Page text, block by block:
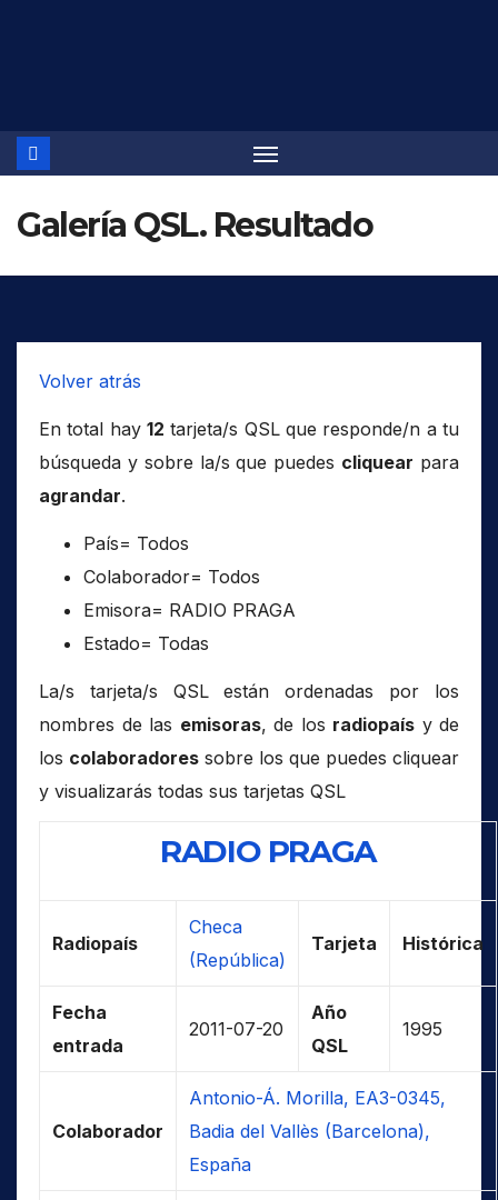
Galería QSL. Resultado
Volver atrás
En total hay 12 tarjeta/s QSL que responde/n a tu
búsqueda y sobre la/s que puedes cliquear para
agrandar.
País= Todos
Colaborador= Todos
Emisora= RADIO PRAGA
Estado= Todas
La/s tarjeta/s QSL están ordenadas por los
nombres de las emisoras, de los radiopaís y de
los colaboradores sobre los que puedes cliquear
y visualizarás todas sus tarjetas QSL
RADIO PRAGA
Radiopaís
Checa
(República)
Tarjeta Histórica
Fecha
entrada
2011-07-20
Año
QSL
1995
Colaborador
Antonio-Á. Morilla, EA3-0345,
Badia del Vallès (Barcelona),
España